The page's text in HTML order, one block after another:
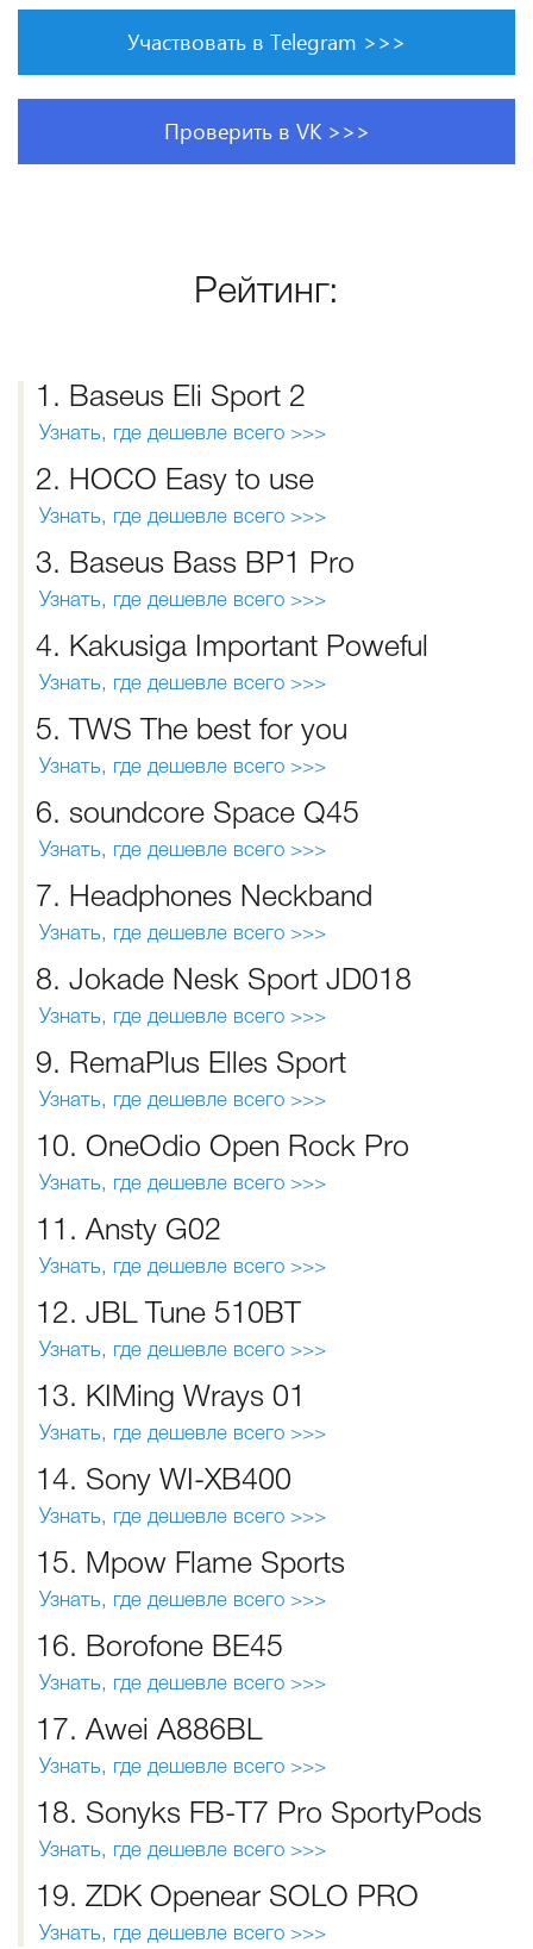
Участвовать в Telegram >>>
Проверить в VK >>>
Рейтинг:
1. Baseus Eli Sport 2
Узнать, где дешевле всего >>>
2. HOCO Easy to use
Узнать, где дешевле всего >>>
3. Baseus Bass BP1 Pro
Узнать, где дешевле всего >>>
4. Kakusiga Important Poweful
Узнать, где дешевле всего >>>
5. TWS The best for you
Узнать, где дешевле всего >>>
6. soundcore Space Q45
Узнать, где дешевле всего >>>
7. Headphones Neckband
Узнать, где дешевле всего >>>
8. Jokade Nesk Sport JD018
Узнать, где дешевле всего >>>
9. RemaPlus Elles Sport
Узнать, где дешевле всего >>>
10. OneOdio Open Rock Pro
Узнать, где дешевле всего >>>
11. Ansty G02
Узнать, где дешевле всего >>>
12. JBL Tune 510BT
Узнать, где дешевле всего >>>
13. KIMing Wrays 01
Узнать, где дешевле всего >>>
14. Sony WI-XB400
Узнать, где дешевле всего >>>
15. Mpow Flame Sports
Узнать, где дешевле всего >>>
16. Borofone BE45
Узнать, где дешевле всего >>>
17. Awei A886BL
Узнать, где дешевле всего >>>
18. Sonyks FB-T7 Pro SportyPods
Узнать, где дешевле всего >>>
19. ZDK Openear SOLO PRO
Узнать, где дешевле всего >>>